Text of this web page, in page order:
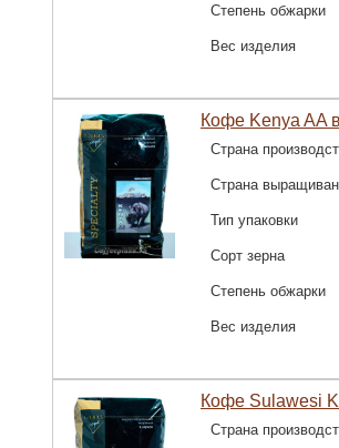
Степень обжарки
Вес изделия
Кофе Kenya AA
Страна
Страна
Тип упаковки
Сорт зерна
Степень обжарки
Вес изделия
Кофе Sulawesi
Страна